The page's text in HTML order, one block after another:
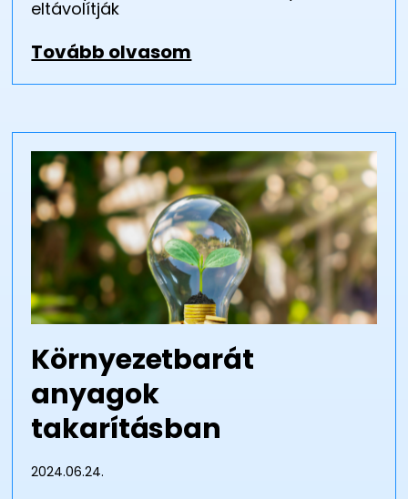
eltávolítják
Tovább olvasom
Környezetbarát
anyagok
takarításban
2024.06.24.